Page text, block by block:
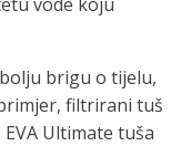
brigu o tijelu,
filtrirani tuš
Ultimate tuša